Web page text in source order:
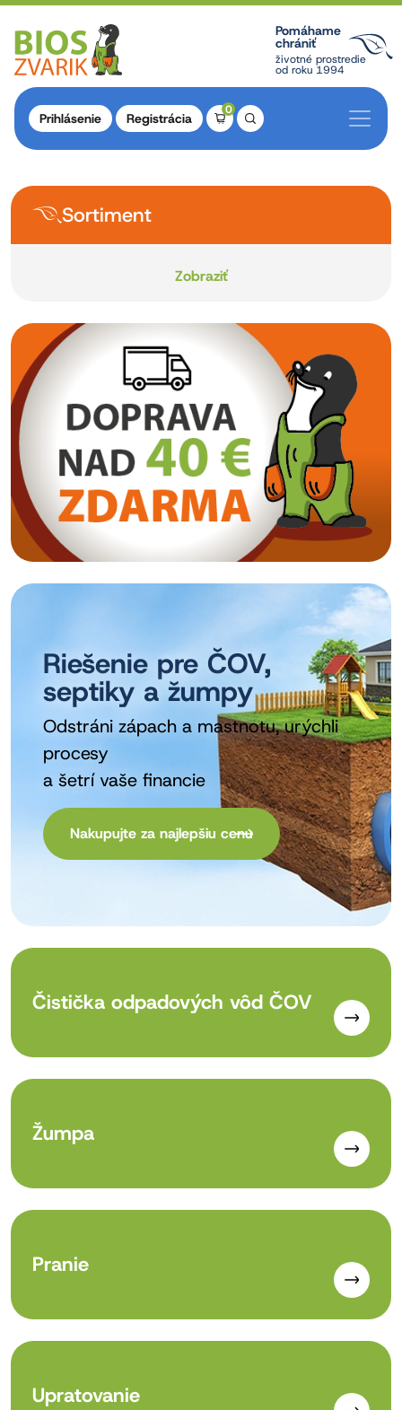
Pomáhame
chrániť
životné prostredie
od roku 1994
Prihlásenie Registrácia
0
Sortiment
Zobraziť
Pause
Septiforte - Baktérie
do ČOV,
septikov a žúmp
vyše 30 rokov na trhu
Riešenie pre ČOV,
septiky a žumpy
Odstráni zápach a mastnotu, urýchli
procesy
a šetrí vaše financie
Nakupujte za najlepšiu cenu
Septonic - Odstraňuje
tuk, zápach a pomáha
baktériám
Overený kanadský produkt
Čistička odpadových vôd ČOV
Žumpa
Pranie
Upratovanie